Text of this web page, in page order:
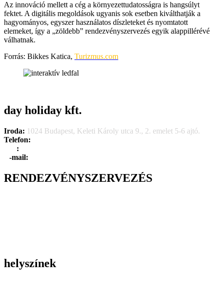
Az innováció mellett a cég a környezettudatosságra is hangsúlyt
fektet. A digitális megoldások ugyanis sok esetben kiválthatják a
hagyományos, egyszer használatos díszleteket és nyomtatott
elemeket, így a „zöldebb” rendezvényszervezés egyik alappillérévé
válhatnak.
Forrás: Bikkes Katica, Turizmus.com
day holiday kft.
Iroda: 1024 Budapest, Keleti Károly utca 9., 2. emelet 5-6 ajtó.
Telefon:
:
-mail:
RENDEZVÉNYSZERVEZÉS
helyszínek